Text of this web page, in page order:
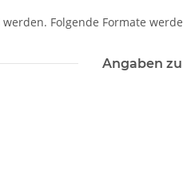
Angaben